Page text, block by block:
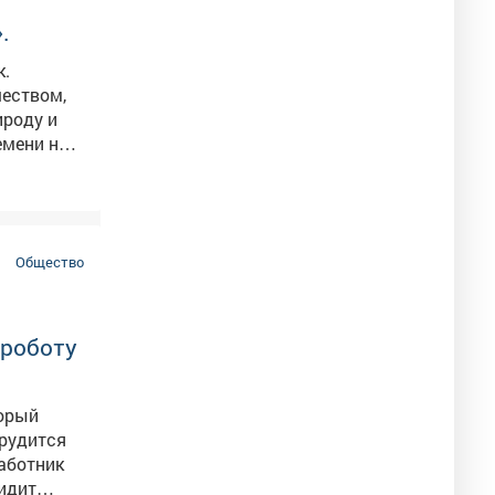
на
сюда в
Общество